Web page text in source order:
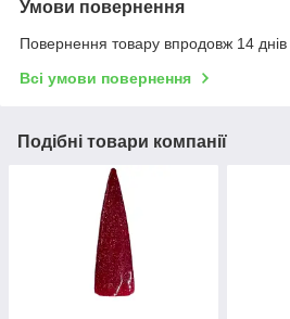
Умови повернення
Повернення товару впродовж 14
Всі умови повернення
Подібні товари компанії